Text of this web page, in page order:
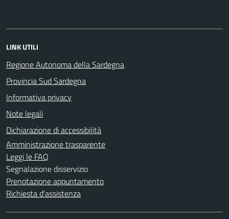
LINK UTILI
Regione Autonoma della Sardegna
Provincia Sud Sardegna
Informativa privacy
Note legali
Dichiarazione di accessibilità
Amministrazione trasparente
Leggi le FAQ
Segnalazione disservizio
Prenotazione appuntamento
Richiesta d'assistenza